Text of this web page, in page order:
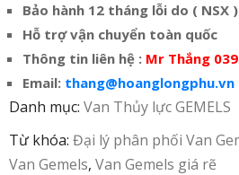
Bảo hành 12 tháng lỗi do ( NSX )
Hỗ trợ vận chuyển toàn quốc
Thông tin liên hệ : Mr Thắng
Email: thang@hoanglongphu.vn
Danh mục: Van Thủy lực GEMELS
Từ khóa: Đại lý phân phối Van
Van Gemels, Van Gemels giá rẽ